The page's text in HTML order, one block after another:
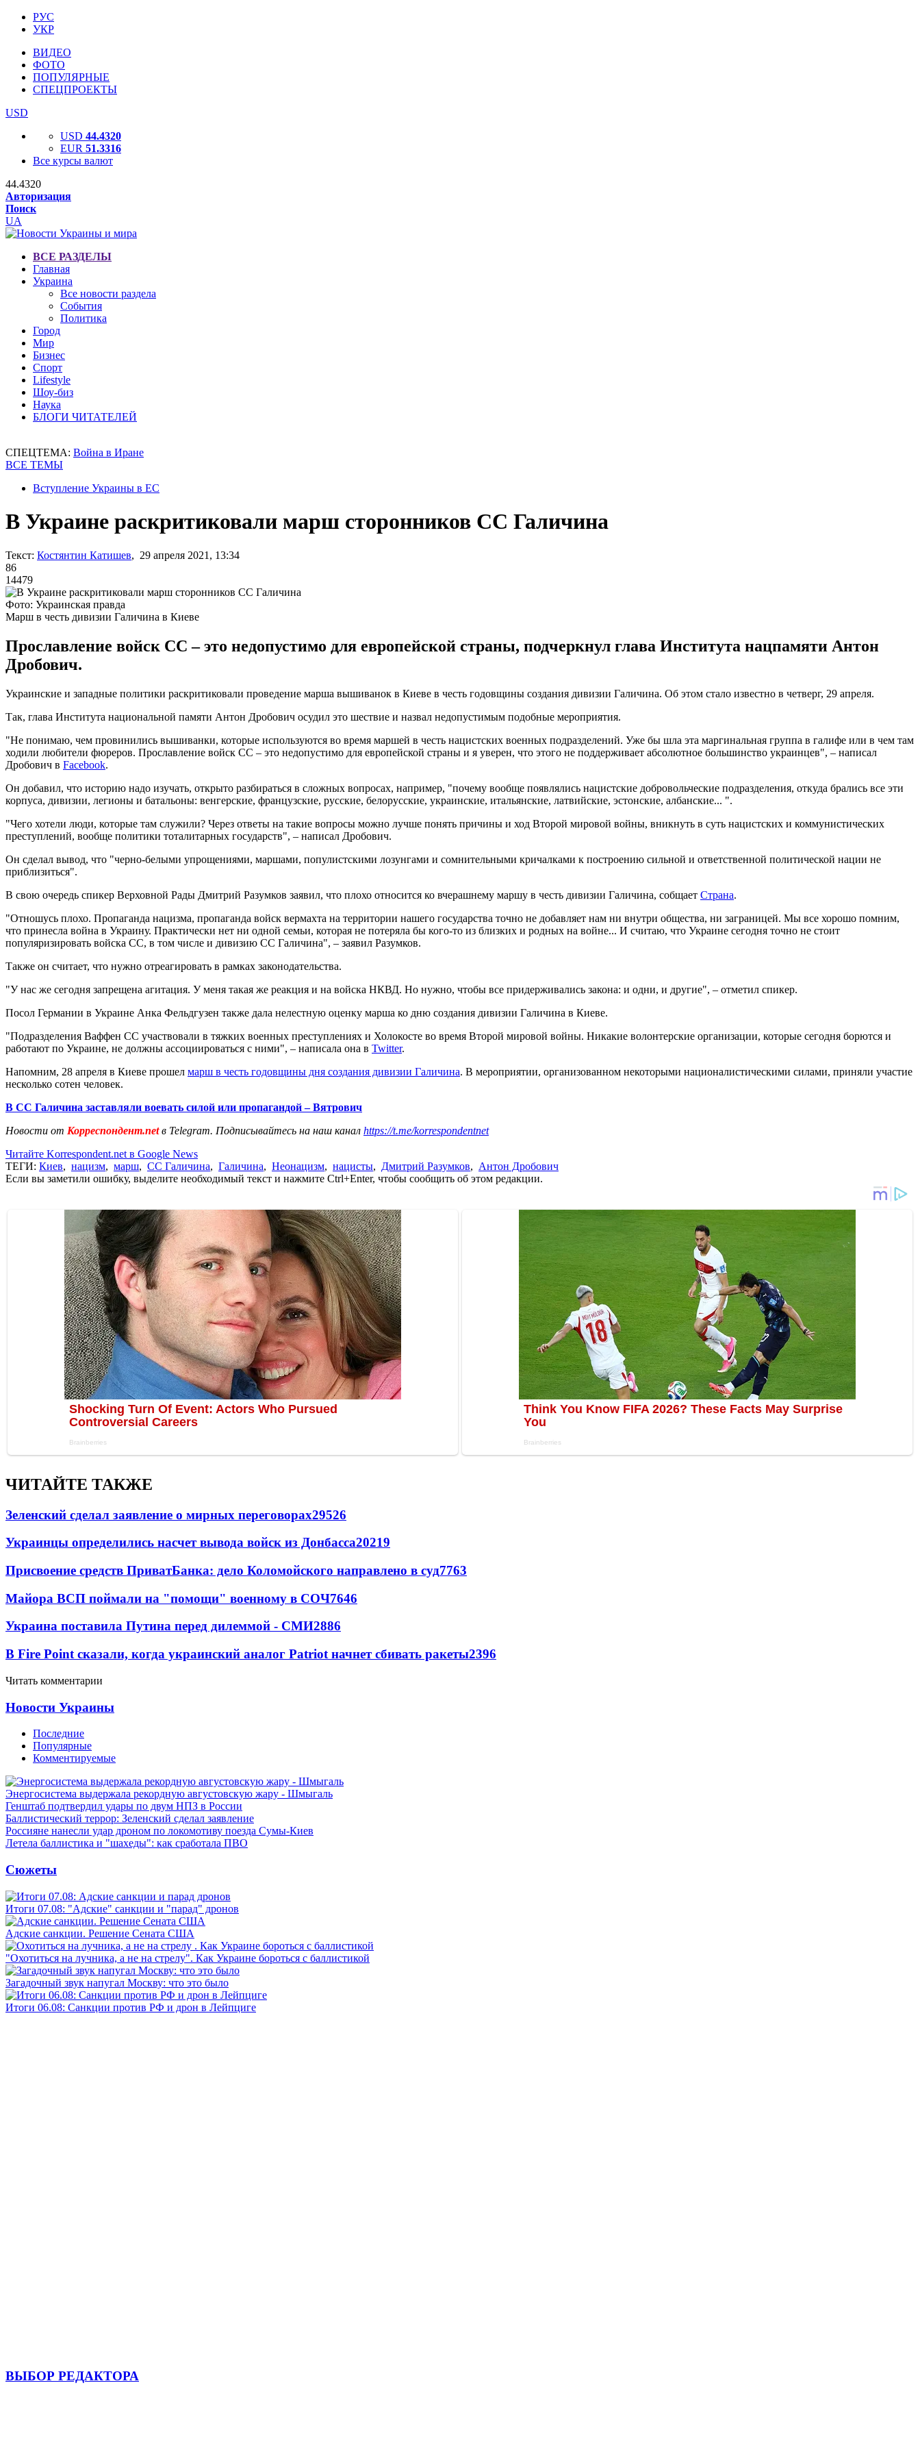
РУС
УКР
ВИДЕО
ФОТО
ПОПУЛЯРНЫЕ
СПЕЦПРОЕКТЫ
USD
USD 44.4320
EUR 51.3316
Все курсы валют
44.4320
Авторизация
Поиск
UA
ВСЕ РАЗДЕЛЫ
Главная
Украина
Все новости раздела
События
Политика
Город
Мир
Бизнес
Спорт
Lifestyle
Шоу-биз
Наука
БЛОГИ ЧИТАТЕЛЕЙ
СПЕЦТЕМА: Война в Иране
ВСЕ ТЕМЫ
Вступление Украины в ЕС
В Украине раскритиковали марш сторонников СС Галичина
Текст: Костянтин Катишев, 29 апреля 2021, 13:34
86
14479
Фото: Украинская правда
Марш в честь дивизии Галичина в Киеве
Прославление войск СС – это недопустимо для европейской страны, подчеркнул глава Института нацпамяти Антон
Дробович.
Украинские и западные политики раскритиковали проведение марша вышиванок в Киеве в честь годовщины создания дивизии Галичина. Об этом стало известно в четверг, 29 апреля.
Так, глава Института национальной памяти Антон Дробович осудил это шествие и назвал недопустимым подобные мероприятия.
"Не понимаю, чем провинились вышиванки, которые используются во время маршей в честь нацистских военных подразделений. Уже бы шла эта маргинальная группа в галифе или в чем там
ходили любители фюреров. Прославление войск СС – это недопустимо для европейской страны и я уверен, что этого не поддерживает абсолютное большинство украинцев", – написал
Дробович в Facebook.
Он добавил, что историю надо изучать, открыто разбираться в сложных вопросах, например, "почему вообще появлялись нацистские добровольческие подразделения, откуда брались все эти
корпуса, дивизии, легионы и батальоны: венгерские, французские, русские, белорусские, украинские, итальянские, латвийские, эстонские, албанские... ".
"Чего хотели люди, которые там служили? Через ответы на такие вопросы можно лучше понять причины и ход Второй мировой войны, вникнуть в суть нацистских и коммунистических
преступлений, вообще политики тоталитарных государств", – написал Дробович.
Он сделал вывод, что "черно-белыми упрощениями, маршами, популистскими лозунгами и сомнительными кричалками к построению сильной и ответственной политической нации не
приблизиться".
В свою очередь спикер Верховной Рады Дмитрий Разумков заявил, что плохо относится ко вчерашнему маршу в честь дивизии Галичина, собщает Страна.
"Отношусь плохо. Пропаганда нацизма, пропаганда войск вермахта на территории нашего государства точно не добавляет нам ни внутри общества, ни заграницей. Мы все хорошо помним,
что принесла война в Украину. Практически нет ни одной семьи, которая не потеряла бы кого-то из близких и родных на войне... И считаю, что Украине сегодня точно не стоит
популяризировать войска СС, в том числе и дивизию СС Галичина", – заявил Разумков.
Также он считает, что нужно отреагировать в рамках законодательства.
"У нас же сегодня запрещена агитация. У меня такая же реакция и на войска НКВД. Но нужно, чтобы все придерживались закона: и одни, и другие", – отметил спикер.
Посол Германии в Украине Анка Фельдгузен также дала нелестную оценку марша ко дню создания дивизии Галичина в Киеве.
"Подразделения Ваффен CC участвовали в тяжких военных преступлениях и Холокосте во время Второй мировой войны. Никакие волонтерские организации, которые сегодня борются и
работают по Украине, не должны ассоциироваться с ними", – написала она в Twitter.
Напомним, 28 апреля в Киеве прошел марш в честь годовщины дня создания дивизии Галичина. В мероприятии, организованном некоторыми националистическими силами, приняли участие
несколько сотен человек.
В СС Галичина заставляли воевать силой или пропагандой – Вятрович
Новости от Корреспондент.netв Telegram. Подписывайтесь на наш канал https://t.me/korrespondentnet
Читайте Korrespondent.net в Google News
ТЕГИ: Киев, нацизм, марш, СС Галичина, Галичина, Неонацизм, нацисты, Дмитрий Разумков, Антон Дробович
Если вы заметили ошибку, выделите необходимый текст и нажмите Ctrl+Enter, чтобы сообщить об этом редакции.
ЧИТАЙТЕ ТАКЖЕ
Зеленский сделал заявление о мирных переговорах29526
Украинцы определились насчет вывода войск из Донбасса20219
Присвоение средств ПриватБанка: дело Коломойского направлено в суд7763
Майора ВСП поймали на "помощи" военному в СОЧ7646
Украина поставила Путина перед дилеммой - СМИ2886
В Fire Point сказали, когда украинский аналог Patriot начнет сбивать ракеты2396
Читать комментарии
Новости Украины
Последние
Популярные
Комментируемые
Энергосистема выдержала рекордную августовскую жару - Шмыгаль
Генштаб подтвердил удары по двум НПЗ в России
Баллистический террор: Зеленский сделал заявление
Россияне нанесли удар дроном по локомотиву поезда Сумы-Киев
Летела баллистика и "шахеды": как сработала ПВО
Сюжеты
Итоги 07.08: "Адские" санкции и "парад" дронов
Адские санкции. Решение Сената США
"Охотиться на лучника, а не на стрелу". Как Украине бороться с баллистикой
Загадочный звук напугал Москву: что это было
Итоги 06.08: Санкции против РФ и дрон в Лейпциге
ВЫБОР РЕДАКТОРА